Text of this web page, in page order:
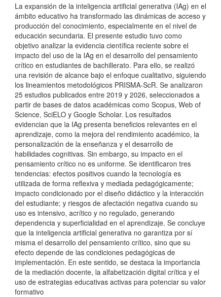
La expansión de la inteligencia artificial generativa (IAg) en el
ámbito educativo ha transformado las dinámicas de acceso y
producción del conocimiento, especialmente en el nivel de
educación secundaria. El presente estudio tuvo como
objetivo analizar la evidencia científica reciente sobre el
impacto del uso de la IAg en el desarrollo del pensamiento
crítico en estudiantes de bachillerato. Para ello, se realizó
una revisión de alcance bajo el enfoque cualitativo, siguiendo
los lineamientos metodológicos PRISMA-ScR. Se analizaron
25 estudios publicados entre 2019 y 2026, seleccionados a
partir de bases de datos académicas como Scopus, Web of
Science, SciELO y Google Scholar. Los resultados
evidencian que la IAg presenta beneficios relevantes en el
aprendizaje, como la mejora del rendimiento académico, la
personalización de la enseñanza y el desarrollo de
habilidades cognitivas. Sin embargo, su impacto en el
pensamiento crítico no es uniforme. Se identificaron tres
tendencias: efectos positivos cuando la tecnología es
utilizada de forma reflexiva y mediada pedagógicamente;
impacto condicionado por el diseño didáctico y la interacción
del estudiante; y riesgos de afectación negativa cuando su
uso es intensivo, acrítico y no regulado, generando
dependencia y superficialidad en el aprendizaje. Se concluye
que la inteligencia artificial generativa no garantiza por sí
misma el desarrollo del pensamiento crítico, sino que su
efecto depende de las condiciones pedagógicas de
implementación. En este sentido, se destaca la importancia
de la mediación docente, la alfabetización digital crítica y el
uso de estrategias educativas activas para potenciar su valor
formativo